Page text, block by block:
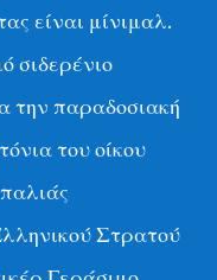
είναι μίνιμαλ.
σιδερένιο
την παραδοσιακή
του οίκου
Στρατού